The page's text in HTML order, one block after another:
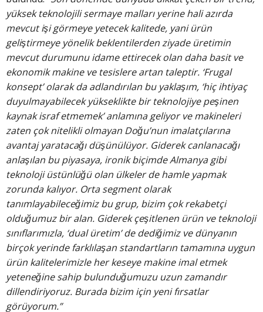
yüksek teknolojili sermaye malları yerine hali azırda
mevcut işi görmeye yetecek kalitede, yani ürün
geliştirmeye yönelik beklentilerden ziyade üretimin
mevcut durumunu idame ettirecek olan daha basit ve
ekonomik makine ve tesislere artan taleptir. ‘Frugal
konsept’ olarak da adlandırılan bu yaklaşım, ‘hiç ihtiyaç
duyulmayabilecek yükseklikte bir teknolojiye peşinen
kaynak israf etmemek’ anlamına geliyor ve makineleri
zaten çok nitelikli olmayan Doğu’nun imalatçılarına
avantaj yaratacağı düşünülüyor. Giderek canlanacağı
anlaşılan bu piyasaya, ironik biçimde Almanya gibi
teknoloji üstünlüğü olan ülkeler de hamle yapmak
zorunda kalıyor. Orta segment olarak
tanımlayabileceğimiz bu grup, bizim çok rekabetçi
olduğumuz bir alan. Giderek çeşitlenen ürün ve teknoloji
sınıflarımızla, ‘dual üretim’ de dediğimiz ve dünyanın
birçok yerinde farklılaşan standartların tamamına uygun
ürün kalitelerimizle her keseye makine imal etmek
yeteneğine sahip bulunduğumuzu uzun zamandır
dillendiriyoruz. Burada bizim için yeni fırsatlar
görüyorum.”